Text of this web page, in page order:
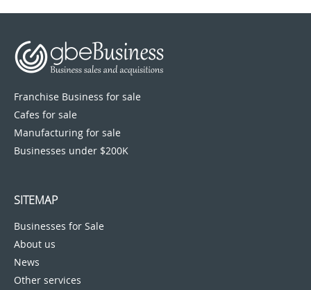
Franchise Business for sale
Cafes for sale
Manufacturing for sale
Businesses under $200K
SITEMAP
Businesses for Sale
About us
News
Other services